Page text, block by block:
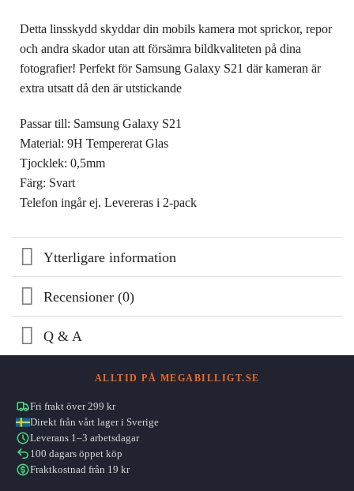
Detta linsskydd skyddar din mobils kamera mot sprickor, repor
och andra skador utan att försämra bildkvaliteten på dina
fotografier! Perfekt för Samsung Galaxy S21 där kameran är
extra utsatt då den är utstickande
Passar till: Samsung Galaxy S21
Material: 9H Tempererat Glas
Tjocklek: 0,5mm
Färg: Svart
Telefon ingår ej. Levereras i 2-pack
Ytterligare information
Recensioner (0)
Q & A
ALLTID PÅ MEGABILLIGT.SE
Fri frakt över 299 kr
Direkt från vårt lager i Sverige
Leverans 1–3 arbetsdagar
100 dagars öppet köp
Fraktkostnad från 19 kr